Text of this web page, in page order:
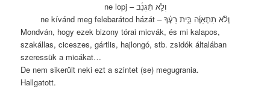
וְלֹ֣֖א תִּֿגְנֹֽ֔ב – ne lopj
וְלֹ֨א תִתְאַוֶּ֜ה בֵּ֣ית רֵעֶ֗ךָ – ne kívánd meg felebarátod házát
Mondván, hogy ezek bizony tórai micvák, és mi kalapos,
szakállas, ciceszes, gártlis, hajlongó, stb. zsidók általában
szeressük a micákat…
De nem sikerült neki ezt a szintet (se) megugrania.
Hallgatott.